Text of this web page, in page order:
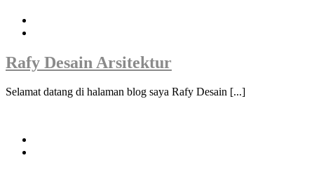
Rafy Desain Arsitektur
Selamat datang di halaman blog saya Rafy Desain [...]